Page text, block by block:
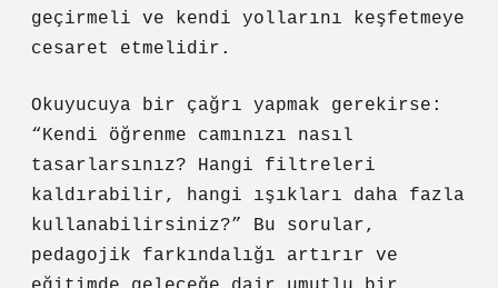
geçirmeli ve kendi yollarını keşfetmeye
cesaret etmelidir.
Okuyucuya bir çağrı yapmak gerekirse:
“Kendi öğrenme camınızı nasıl
tasarlarsınız? Hangi filtreleri
kaldırabilir, hangi ışıkları daha fazla
kullanabilirsiniz?” Bu sorular,
pedagojik farkındalığı artırır ve